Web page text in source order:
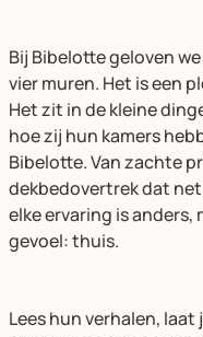
Bij Bibelotte geloven
vier muren. Het is een
Het zit in de kleine
hoe zij hun kamers
Bibelotte. Van zachte
dekbedovertrek dat
elke ervaring is anders,
gevoel: thuis.
Lees hun verhalen,